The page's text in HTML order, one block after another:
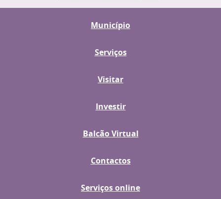
Município
Serviços
Visitar
Investir
Balcão Virtual
Contactos
Serviços online